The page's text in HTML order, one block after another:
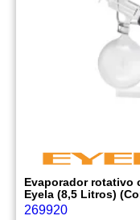
Evaporador rotativo
Eyela (8,5 Litros)
269920